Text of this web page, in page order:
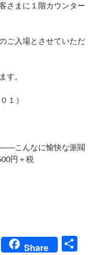
さまに１階カウンター
ご入場とさせていただ
す。
１）
こんなに愉快な派閥
円＋税
H
Share